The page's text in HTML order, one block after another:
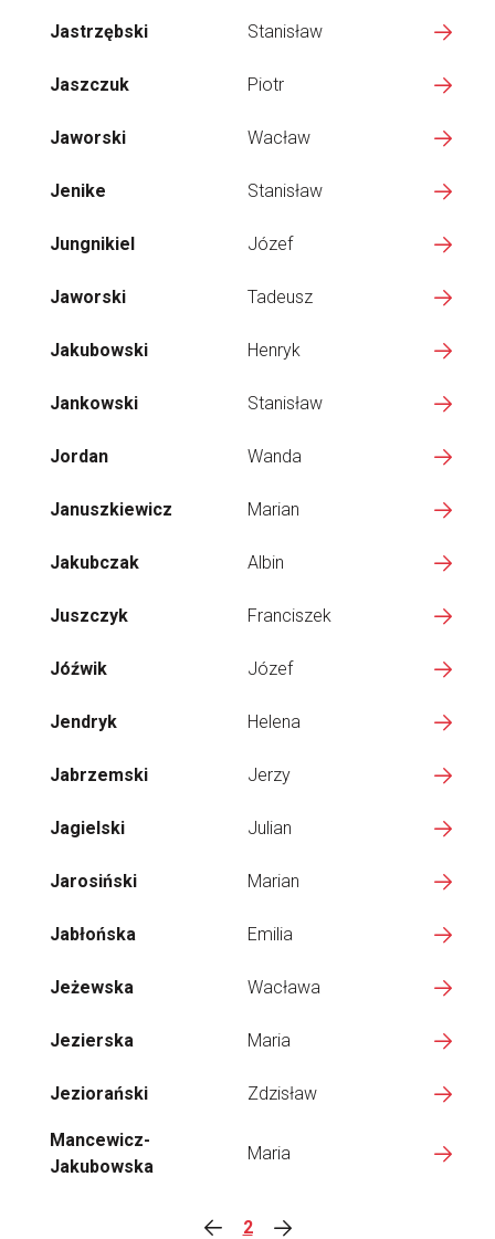
Jastrzębski Stanisław
Jaszczuk Piotr
Jaworski Wacław
Jenike Stanisław
Jungnikiel Józef
Jaworski Tadeusz
Jakubowski Henryk
Jankowski Stanisław
Jordan Wanda
Januszkiewicz Marian
Jakubczak Albin
Juszczyk Franciszek
Jóźwik Józef
Jendryk Helena
Jabrzemski Jerzy
Jagielski Julian
Jarosiński Marian
Jabłońska Emilia
Jeżewska Wacława
Jezierska Maria
Jeziorański Zdzisław
Mancewicz-
Jakubowska
Maria
2